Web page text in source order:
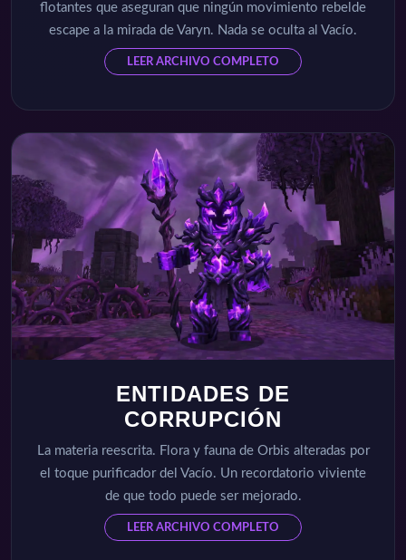
flotantes que aseguran que ningún movimiento rebelde
escape a la mirada de Varyn. Nada se oculta al Vacío.
LEER ARCHIVO COMPLETO
ENTIDADES DE
CORRUPCIÓN
La materia reescrita. Flora y fauna de Orbis alteradas por
el toque purificador del Vacío. Un recordatorio viviente
de que todo puede ser mejorado.
LEER ARCHIVO COMPLETO